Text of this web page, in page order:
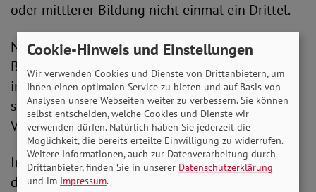
oder mittlerer Bildung nicht einmal ein Drittel.
Neben Ungleichheiten durch Einkommens-und
Bildungsunterschieden im Alter erschweren
infrastrukturelle Unterschiede zwischen
städtischen und ländlichen Regionen die
Verbreitung und Nutzung digitaler Technik.
Insgesamt zeigt der Bericht in vielerlei Hinsicht
den ambivalenten Charakter der Digitalisierung:
Cookie-Hinweis und Einstellungen
Wir verwenden Cookies und Dienste von Drittanbietern, um
Ihnen einen optimalen Service zu bieten und auf Basis von
Analysen unsere Webseiten weiter zu verbessern. Sie können
selbst entscheiden, welche Cookies und Dienste wir
verwenden dürfen. Natürlich haben Sie jederzeit die
Möglichkeit, die bereits erteilte Einwilligung zu widerrufen.
Weitere Informationen, auch zur Datenverarbeitung durch
Drittanbieter, finden Sie in unserer Datenschutzerklärung
und im Impressum.